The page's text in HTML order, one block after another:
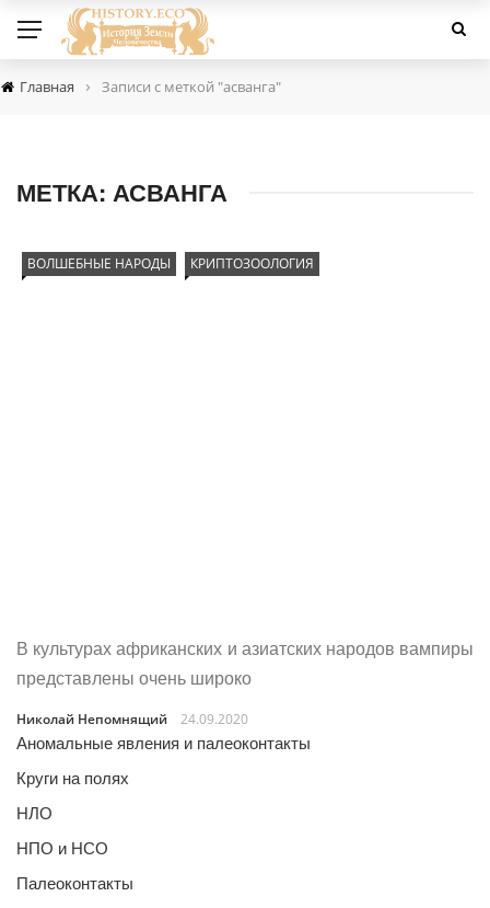
Главная › Записи с меткой "асванга"
МЕТКА: АСВАНГА
ВОЛШЕБНЫЕ НАРОДЫ КРИПТОЗООЛОГИЯ
В культурах африканских и азиатских народов вампиры
представлены очень широко
Николай Непомнящий
24.09.2020
Аномальные явления и палеоконтакты
Круги на полях
НЛО
НПО и НСО
Палеоконтакты